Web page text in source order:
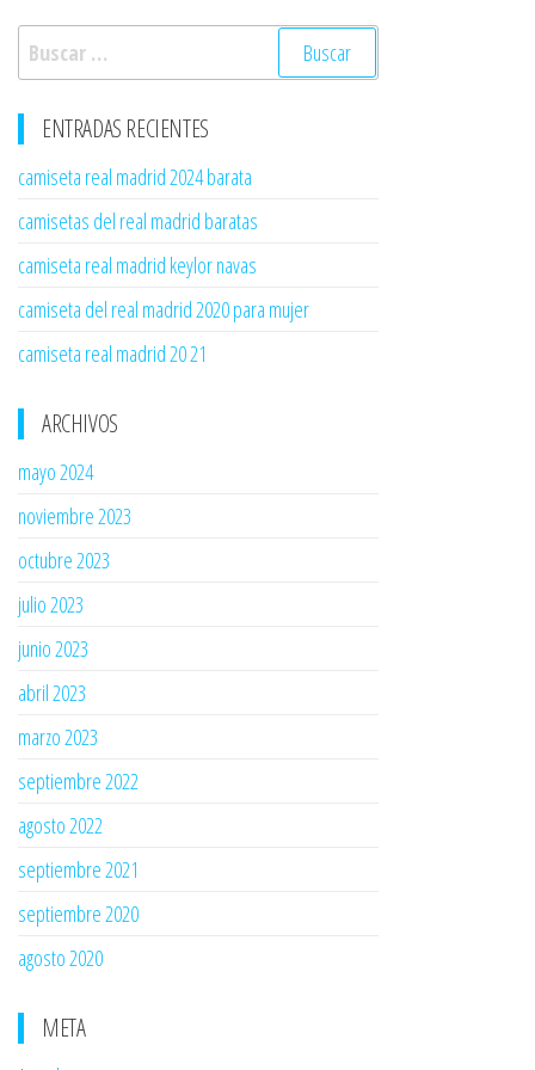
Buscar:
ENTRADAS RECIENTES
camiseta real madrid 2024 barata
camisetas del real madrid baratas
camiseta real madrid keylor navas
camiseta del real madrid 2020 para mujer
camiseta real madrid 20 21
ARCHIVOS
mayo 2024
noviembre 2023
octubre 2023
julio 2023
junio 2023
abril 2023
marzo 2023
septiembre 2022
agosto 2022
septiembre 2021
septiembre 2020
agosto 2020
META